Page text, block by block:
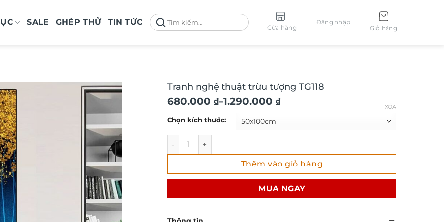
SALE GHÉP THỬ TIN TỨC
Tìm
kiếm:
Cửa hàng
Đăng nhập
Giỏ hàng
Tranh nghệ thuật trừu tượng TG118
680.000 ₫–1.290.000 ₫
Khoảng
giá:
680.000 ₫
1.290.000 ₫
Chọn kích thước:
XÓA
Tranh nghệ thuật trừu tượng TG118 số lượng
Thêm vào giỏ hàng
MUA NGAY